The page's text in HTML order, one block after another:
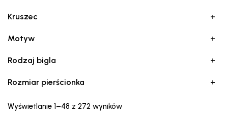
Wyświetlanie 1–48 z 272 wynikówPosortowane
Kruszec +
Motyw +
Rodzaj bigla +
Rozmiar pierścionka +